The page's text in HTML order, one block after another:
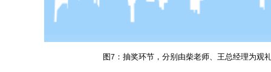
图7 ：抽奖环节，分别由柴老师、王总经理为观